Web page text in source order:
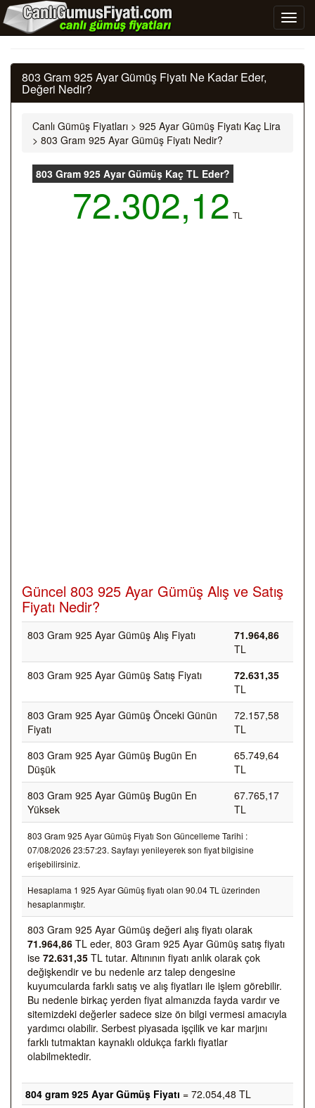
803 Gram 925 Ayar Gümüş Fiyatı Ne Kadar Eder,
Değeri Nedir?
Canlı Gümüş Fiyatları > 925 Ayar Gümüş Fiyatı Kaç Lira
> 803 Gram 925 Ayar Gümüş Fiyatı Nedir?
803 Gram 925 Ayar Gümüş Kaç TL Eder?
72.302,12 TL
Güncel 803 925 Ayar Gümüş Alış ve Satış
Fiyatı Nedir?
803 Gram 925 Ayar Gümüş Alış Fiyatı
71.964,86
TL
803 Gram 925 Ayar Gümüş Satış Fiyatı
72.631,35
TL
803 Gram 925 Ayar Gümüş Önceki Günün
Fiyatı
72.157,58
TL
803 Gram 925 Ayar Gümüş Bugün En
Düşük
65.749,64
TL
803 Gram 925 Ayar Gümüş Bugün En
Yüksek
67.765,17
TL
803 Gram 925 Ayar Gümüş Fiyatı Son Güncelleme Tarihi :
07/08/2026 23:57:23. Sayfayı yenileyerek son fiyat bilgisine
erişebilirsiniz.
Hesaplama 1 925 Ayar Gümüş fiyatı olan 90.04 TL üzerinden
hesaplanmıştır.
803 Gram 925 Ayar Gümüş değeri alış fiyatı olarak
71.964,86 TL eder, 803 Gram 925 Ayar Gümüş satış fiyatı
ise 72.631,35 TL tutar. Altınının fiyatı anlık olarak çok
değişkendir ve bu nedenle arz talep dengesine
kuyumcularda farklı satış ve alış fiyatları ile işlem görebilir.
Bu nedenle birkaç yerden fiyat almanızda fayda vardır ve
sitemizdeki değerler sadece size ön bilgi vermesi amacıyla
yardımcı olabilir. Serbest piyasada işçilik ve kar marjını
farklı tutmaktan kaynaklı oldukça farklı fiyatlar
olabilmektedir.
804 gram 925 Ayar Gümüş Fiyatı = 72.054,48 TL